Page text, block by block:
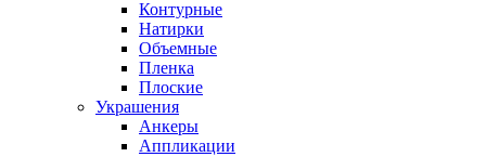
Контурные
Натирки
Объемные
Пленка
Плоские
Украшения
Анкеры
Аппликации